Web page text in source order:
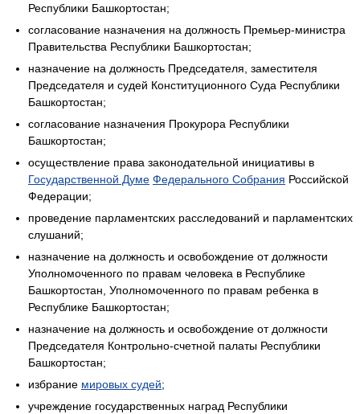
Республики Башкортостан;
согласование назначения на должность Премьер-министра
Правительства Республики Башкортостан;
назначение на должность Председателя, заместителя
Председателя и судей Конституционного Суда Республики
Башкортостан;
согласование назначения Прокурора Республики
Башкортостан;
осуществление права законодательной инициативы в
Государственной Думе Федерального Собрания Российской
Федерации;
проведение парламентских расследований и парламентских
слушаний;
назначение на должность и освобождение от должности
Уполномоченного по правам человека в Республике
Башкортостан, Уполномоченного по правам ребенка в
Республике Башкортостан;
назначение на должность и освобождение от должности
Председателя Контрольно-счетной палаты Республики
Башкортостан;
избрание мировых судей;
учреждение государственных наград Республики